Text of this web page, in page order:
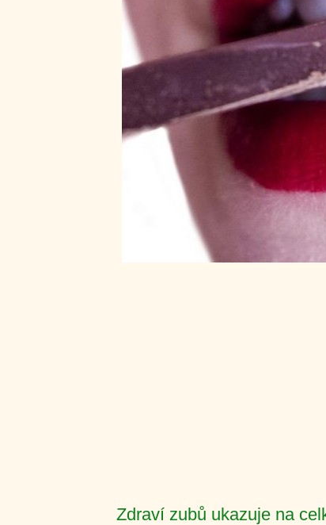
Zdraví zubů ukazuje na